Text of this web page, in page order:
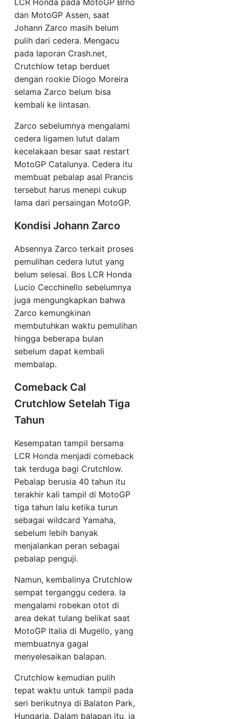
dan MotoGP Assen, saat
Johann Zarco masih belum
pulih dari cedera. Mengacu
pada laporan Crash.net,
Crutchlow tetap berduet
dengan rookie Diogo Moreira
selama Zarco belum bisa
kembali ke lintasan.
Zarco sebelumnya mengalami
cedera ligamen lutut dalam
kecelakaan besar saat restart
MotoGP Catalunya. Cedera itu
membuat pebalap asal Prancis
tersebut harus menepi cukup
lama dari persaingan MotoGP.
Kondisi Johann Zarco
Absennya Zarco terkait proses
pemulihan cedera lutut yang
belum selesai. Bos LCR Honda
Lucio Cecchinello sebelumnya
juga mengungkapkan bahwa
Zarco kemungkinan
membutuhkan waktu pemulihan
hingga beberapa bulan
sebelum dapat kembali
membalap.
Comeback Cal
Crutchlow Setelah Tiga
Tahun
Kesempatan tampil bersama
LCR Honda menjadi comeback
tak terduga bagi Crutchlow.
Pebalap berusia 40 tahun itu
terakhir kali tampil di MotoGP
tiga tahun lalu ketika turun
sebagai wildcard Yamaha,
sebelum lebih banyak
menjalankan peran sebagai
pebalap penguji.
Namun, kembalinya Crutchlow
sempat terganggu cedera. Ia
mengalami robekan otot di
area dekat tulang belikat saat
MotoGP Italia di Mugello, yang
membuatnya gagal
menyelesaikan balapan.
Crutchlow kemudian pulih
tepat waktu untuk tampil pada
seri berikutnya di Balaton Park,
Hungaria. Dalam balapan itu, ia